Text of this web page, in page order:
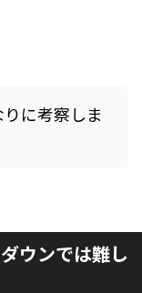
に考察しま
ウンでは難し